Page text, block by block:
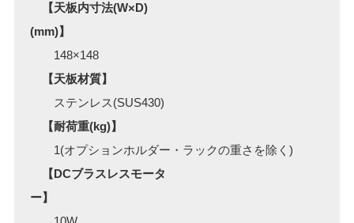
【天板内寸法(W×D)
(mm)】
148×148
【天板材質】
ステンレス(SUS430)
【耐荷重(kg)】
1(オプションホルダー・ラックの重さを除く)
【DCブラスレスモータ
ー】